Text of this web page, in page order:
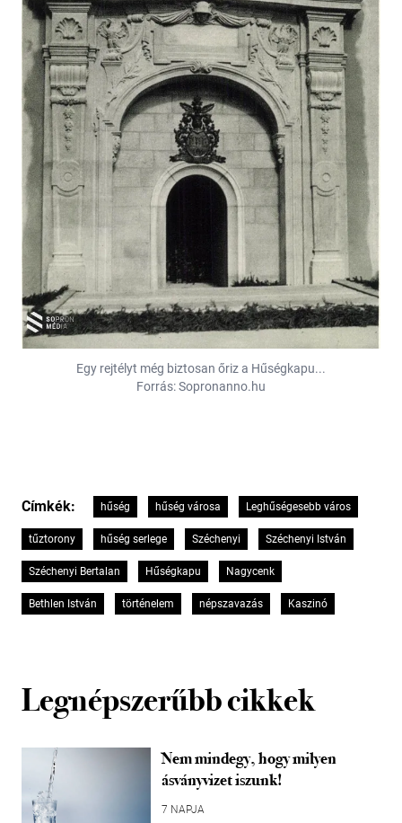
Egy rejtélyt még biztosan őriz a Hűségkapu...
Forrás: Sopronanno.hu
Címkék: hűség hűség városa Leghűségesebb város
tűztorony hűség serlege Széchenyi Széchenyi István
Széchenyi Bertalan Hűségkapu Nagycenk
Bethlen István történelem népszavazás Kaszinó
Legnépszerűbb cikkek
Nem mindegy, hogy milyen
ásványvizet iszunk!
7 NAPJA